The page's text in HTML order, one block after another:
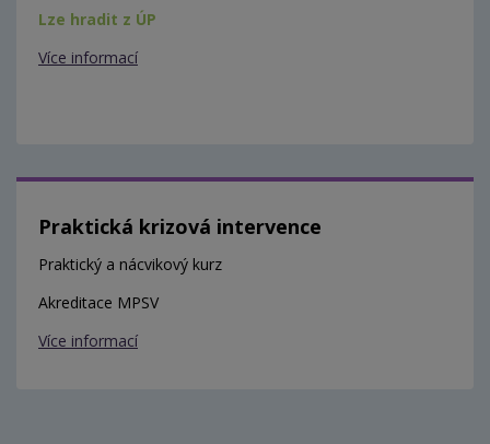
Lze hradit z ÚP
Více informací
Praktická krizová intervence
Praktický a nácvikový kurz
Akreditace MPSV
Více informací